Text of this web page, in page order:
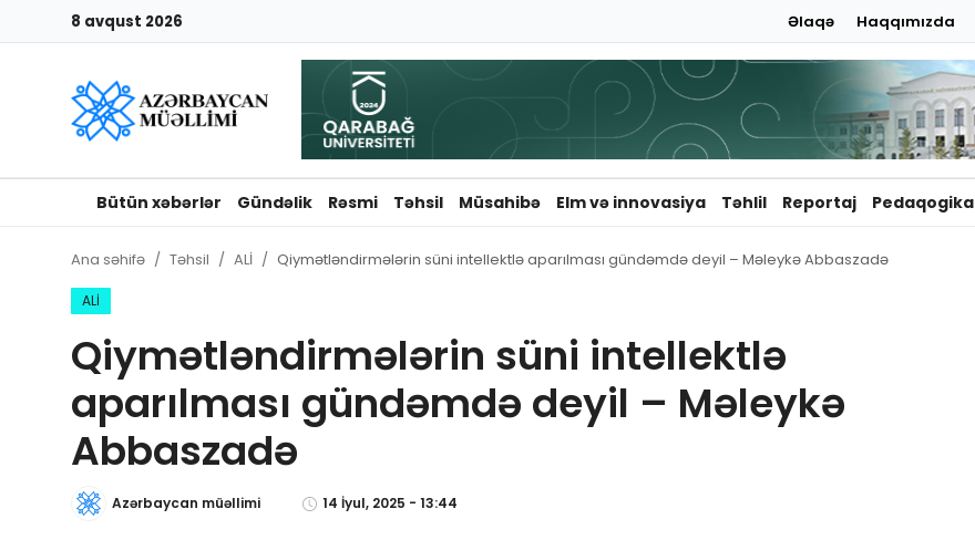
8 avqust 2026 Əlaqə Haqqımızda
Bütün xəbərlər Gündəlik Rəsmi Təhsil Müsahibə Elm və innovasiya Təhlil Reportaj Pedaqogika
Giriş
Qeydiyyat
Qəzetə elan ver
Haqqımızda
Reklam və elan
Biz kimik?
Bütün xəbərlər
Gündəlik
Ana səhifə Təhsil ALİ Qiymətləndirmələrin süni intellektlə aparılması gündəmdə deyil – Məleykə Abbaszadə
ALİ
Qiymətləndirmələrin süni intellektlə
aparılması gündəmdə deyil – Məleykə
Abbaszadə
Azərbaycan müəllimi 14 İyul, 2025 - 13:44